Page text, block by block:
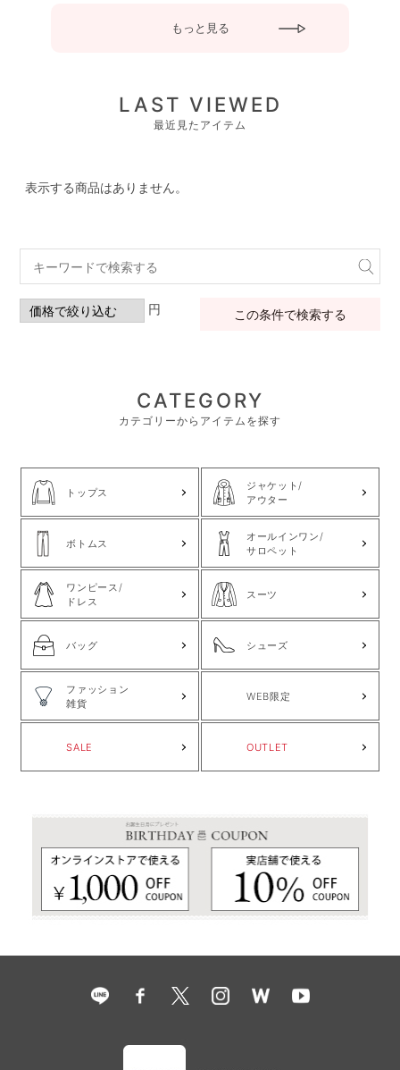
もっと見る
LAST VIEWED
最近見たアイテム
表示する商品はありません。
円 この条件で検索する
CATEGORY
カテゴリーからアイテムを探す
トップス
ジャケット/
アウター
ボトムス
オールインワン/
サロペット
ワンピース/
ドレス
スーツ
バッグ シューズ
ファッション
雑貨
WEB限定
SALE OUTLET